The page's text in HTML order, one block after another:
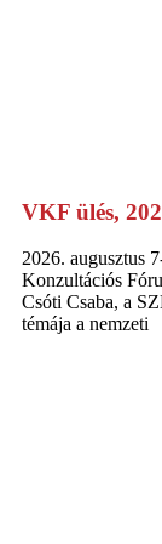
VKF ülés,
2026. augusztus
Konzultációs
Csóti Csaba, a
témája a nemzeti